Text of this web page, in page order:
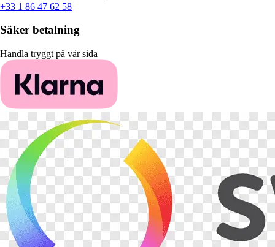
+33 1 86 47 62 58
Säker betalning
Handla tryggt på vår sida